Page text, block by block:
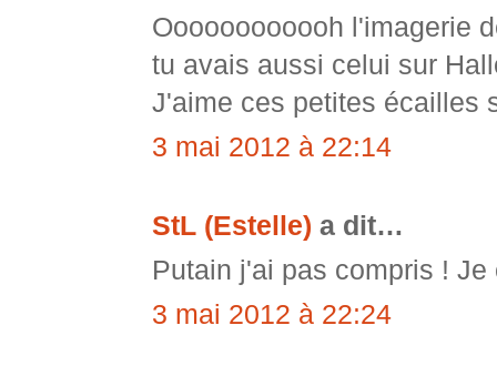
Oooooooooooh l'imagerie
tu avais aussi celui sur
J'aime ces petites écailles
3 mai 2012 à 22:14
StL (Estelle) a dit…
Putain j'ai pas compris !
3 mai 2012 à 22:24